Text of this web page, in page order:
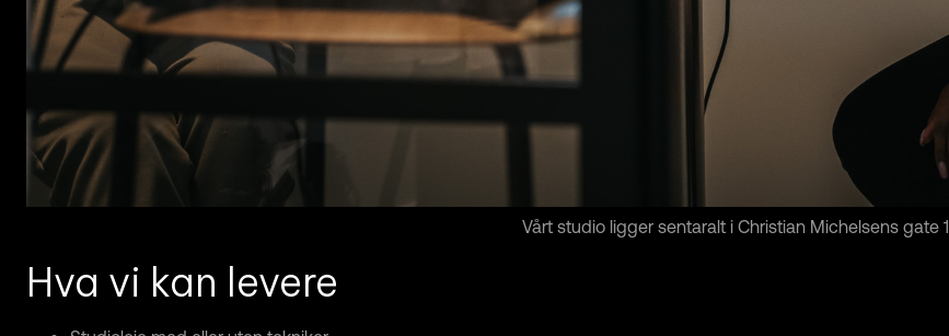
Vårt studio ligger sentaralt i Christian Michelsens gate 1
Hva vi kan levere